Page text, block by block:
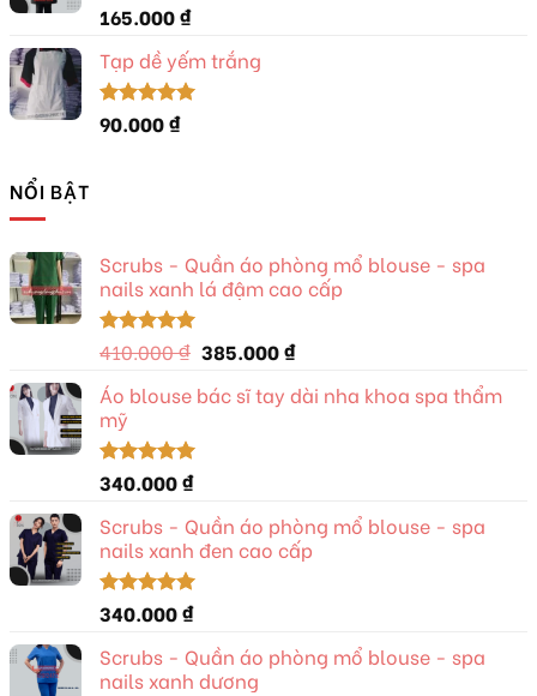
Được xếp
hạng 5.00
5 sao
165.000₫
Tạp dề yếm trắng
Được xếp
hạng5.00
90.000₫
NỔI BẬT
Scrubs - Quần áo phòng mổ blouse - spa
nails xanh lá đậm cao cấp
Được xếp
5 sao
410.000₫ Giá
là:
385.000₫Giá
tại
Áo blouse bác sĩ tay dài nha khoa spa thẩm
mỹ
Được xếp
hạng 5.00
5 sao
340.000₫
Scrubs - Quần áo phòng mổ blouse - spa
nails xanh đen cao cấp
Được xếp
hạng 5.00
5 sao
340.000₫
Scrubs - Quần áo phòng mổ blouse - spa
nails xanh dương